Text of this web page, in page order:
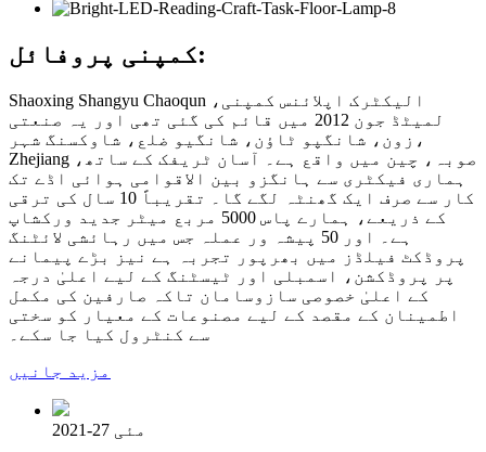
کمپنی پروفائل:
Shaoxing Shangyu Chaoqun الیکٹرک اپلائنس کمپنی،
لمیٹڈ جون 2012 میں قائم کی گئی تھی اور یہ صنعتی
زون، شانگپو ٹاؤن، شانگیو ضلع، شاوکسنگ شہر،
Zhejiang صوبہ، چین میں واقع ہے۔ آسان ٹریفک کے ساتھ،
ہماری فیکٹری سے ہانگزو بین الاقوامی ہوائی اڈے تک
کار سے صرف ایک گھنٹہ لگے گا۔ تقریباً 10 سال کی ترقی
کے ذریعے، ہمارے پاس 5000 مربع میٹر جدید ورکشاپ
ہے۔ اور 50 پیشہ ور عملہ جس میں رہائشی لائٹنگ
پروڈکٹ فیلڈز میں بھرپور تجربہ ہے نیز بڑے پیمانے
پر پروڈکشن، اسمبلی اور ٹیسٹنگ کے لیے اعلیٰ درجہ
کے اعلیٰ خصوصی سازوسامان تاکہ صارفین کی مکمل
اطمینان کے مقصد کے لیے مصنوعات کے معیار کو سختی
سے کنٹرول کیا جا سکے۔
مزید جانیں
مئی 27-2021